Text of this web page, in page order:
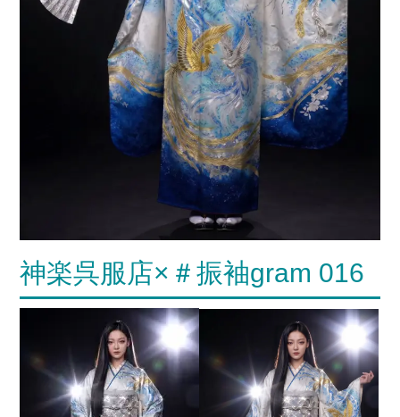
神楽呉服店×＃振袖gram 016